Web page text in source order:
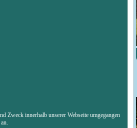
Zweck innerhalb unserer Webseite umgegangen